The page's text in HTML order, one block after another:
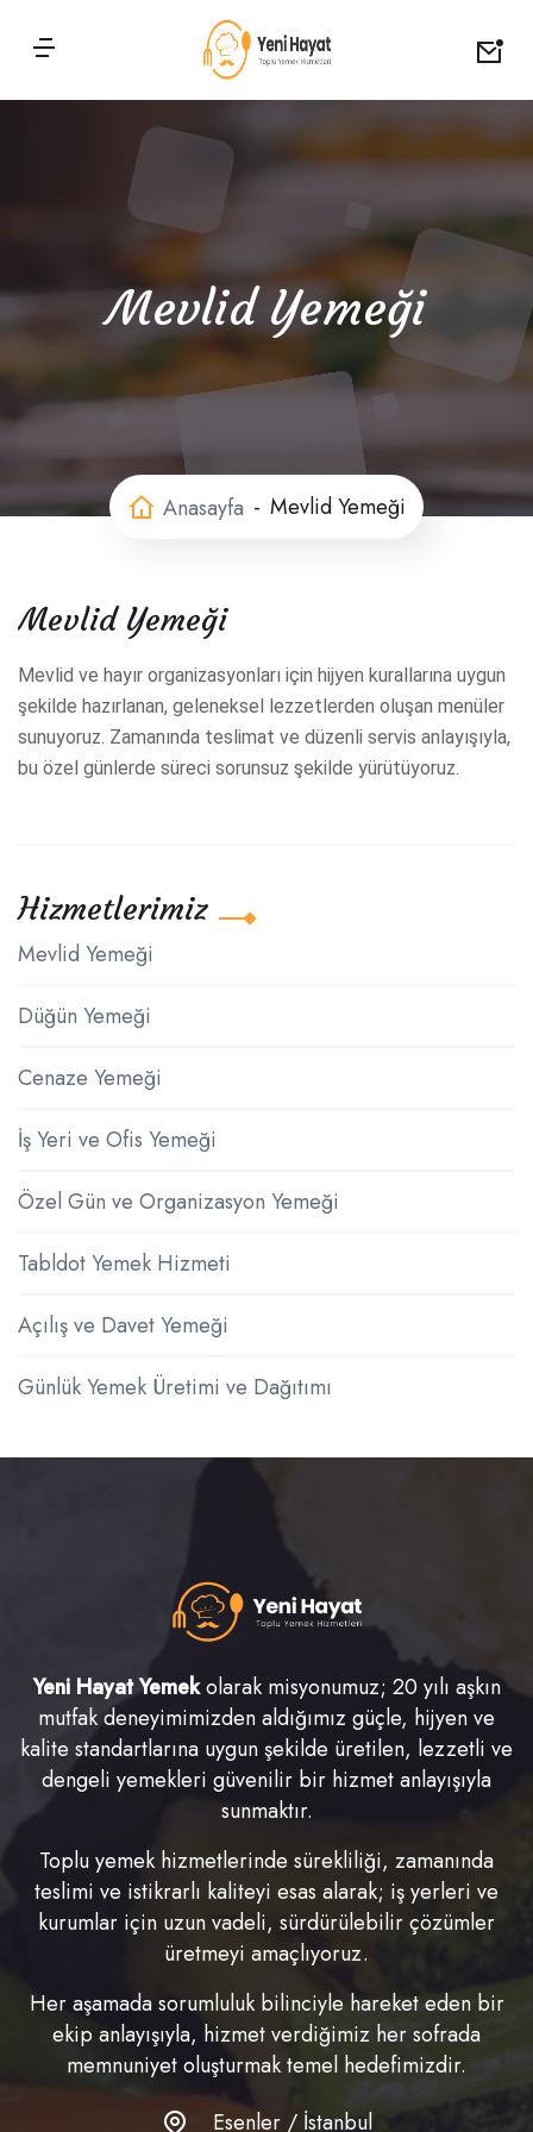
Mevlid Yemeği
Anasayfa Mevlid Yemeği
Mevlid Yemeği
Mevlid ve hayır organizasyonları için hijyen kurallarına uygun
şekilde hazırlanan, geleneksel lezzetlerden oluşan menüler
sunuyoruz. Zamanında teslimat ve düzenli servis anlayışıyla,
bu özel günlerde süreci sorunsuz şekilde yürütüyoruz.
Hizmetlerimiz
Mevlid Yemeği
Düğün Yemeği
Cenaze Yemeği
İş Yeri ve Ofis Yemeği
Özel Gün ve Organizasyon Yemeği
Tabldot Yemek Hizmeti
Açılış ve Davet Yemeği
Günlük Yemek Üretimi ve Dağıtımı
Yeni Hayat Yemekolarak misyonumuz; 20 yılı aşkın
mutfak deneyimimizden aldığımız güçle, hijyen ve
kalite standartlarına uygun şekilde üretilen, lezzetli ve
dengeli yemekleri güvenilir bir hizmet anlayışıyla
sunmaktır.
Toplu yemek hizmetlerinde sürekliliği, zamanında
teslimi ve istikrarlı kaliteyi esas alarak; iş yerleri ve
kurumlar için uzun vadeli, sürdürülebilir çözümler
üretmeyi amaçlıyoruz.
Her aşamada sorumluluk bilinciyle hareket eden bir
ekip anlayışıyla, hizmet verdiğimiz her sofrada
memnuniyet oluşturmak temel hedefimizdir.
Esenler / İstanbul